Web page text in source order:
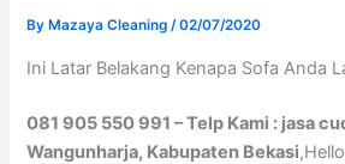
By Mazaya Cleaning/02/07/2020
Ini Latar Belakang Kenapa Sofa Andа
081 905 550 991 – Telp Kami : jasa
Wangunharja, Kabupaten Bekasi